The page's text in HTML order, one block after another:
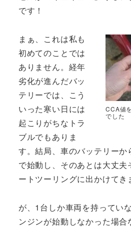
です！
CCA値
でした
まぁ、これは私も
初めてのことでは
ありません。経年
劣化が進んだバッ
テリーでは、こう
いった寒い日には
起こりがちなトラ
ブルでもありま
す。結局、車のバッテリーか
で始動し、そのあとは大丈夫
ートツーリングに出かけてき
が、1台しか車両を持ってい
ンジンが始動しなかった場